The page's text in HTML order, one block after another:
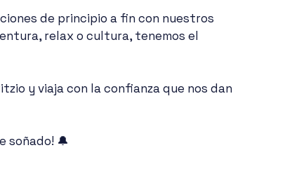
de principio a fin con nuestros
relax o cultura, tenemos el
y viaja con la confianza que nos dan
soñado! 🔔